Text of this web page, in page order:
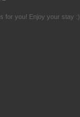
for you! Enjoy your stay :)